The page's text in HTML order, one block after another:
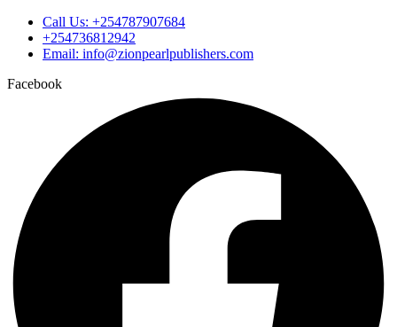
Call Us: +254787907684
+254736812942
Email: info@zionpearlpublishers.com
Facebook